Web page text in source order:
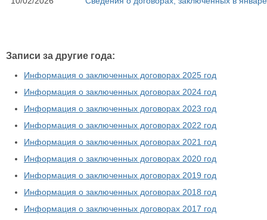
Записи за другие года:
Информация о заключенных договорах 2025 год
Информация о заключенных договорах 2024 год
Информация о заключенных договорах 2023 год
Информация о заключенных договорах 2022 год
Информация о заключенных договорах 2021 год
Информация о заключенных договорах 2020 год
Информация о заключенных договорах 2019 год
Информация о заключенных договорах 2018 год
Информация о заключенных договорах 2017 год